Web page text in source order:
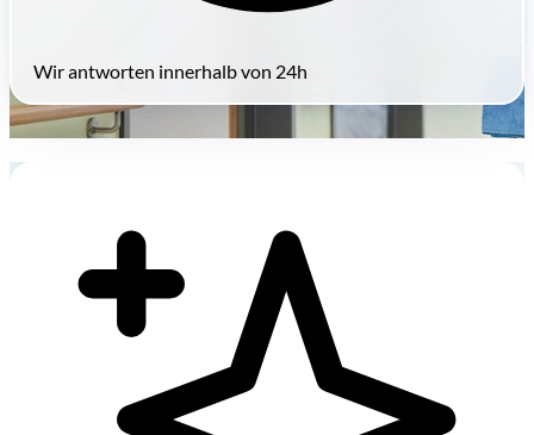
Wir antworten innerhalb von 24h